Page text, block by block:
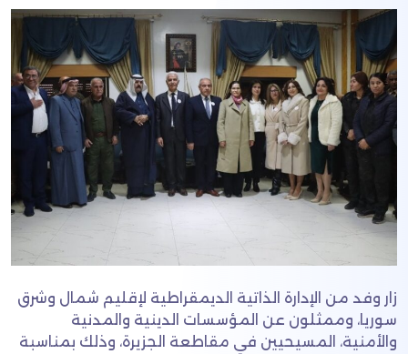
زار وفد من الإدارة الذاتية الديمقراطية لإقليم شمال وشرق
سوريا، وممثلون عن المؤسسات الدينية والمدنية
والأمنية، المسيحيين في مقاطعة الجزيرة، وذلك بمناسبة